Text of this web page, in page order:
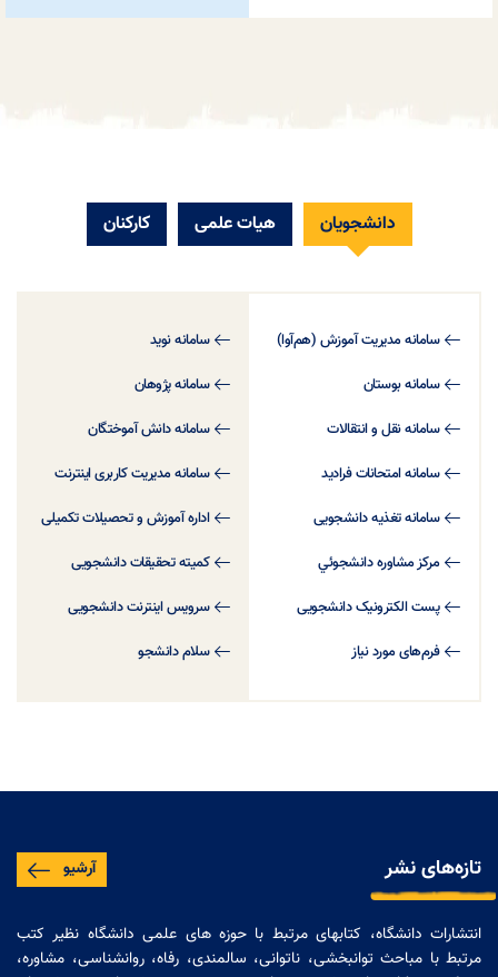
دانشجویان هیات علمی کارکنان
سامانه مدیریت آموزش (هم‌آوا)
سامانه نوید
سامانه بوستان
سامانه پژوهان
سامانه نقل و انتقالات
سامانه دانش آموختگان
سامانه امتحانات فرادید
سامانه مدیریت کاربری اینترنت
سامانه تغذیه دانشجویی
اداره آموزش و تحصیلات تکمیلی
مركز مشاوره دانشجوئي
کمیته تحقیقات دانشجویی
پست الکترونیک دانشجویی
سرویس اینترنت دانشجویی
فرم‌های مورد نیاز
سلام دانشجو
تازه‌های نشر
انتشارات دانشگاه، کتابهای مرتبط با حوزه های علمی دانشگاه نظیر کتب
مرتبط با مباحث توانبخشی، ناتوانی، سالمندی، رفاه، روانشناسی، مشاوره،
آرشیو